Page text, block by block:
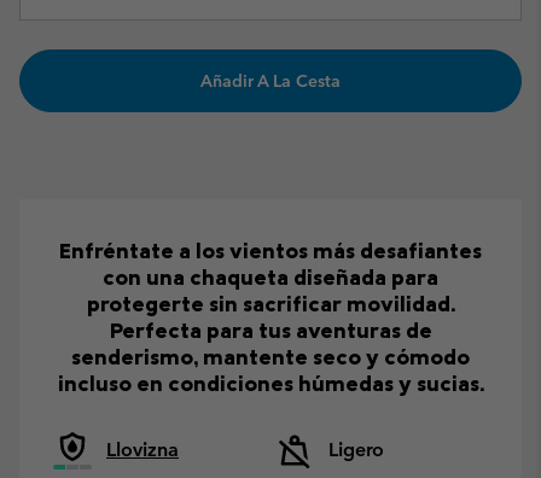
Añadir A La Cesta
Enfréntate a los vientos más desafiantes
con una chaqueta diseñada para
protegerte sin sacrificar movilidad.
Perfecta para tus aventuras de
senderismo, mantente seco y cómodo
incluso en condiciones húmedas y sucias.
Llovizna
Ligero